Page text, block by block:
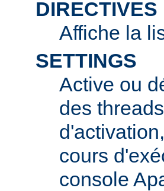
DIRECTIVES
Affiche la
SETTINGS
Active ou
des
cours
console